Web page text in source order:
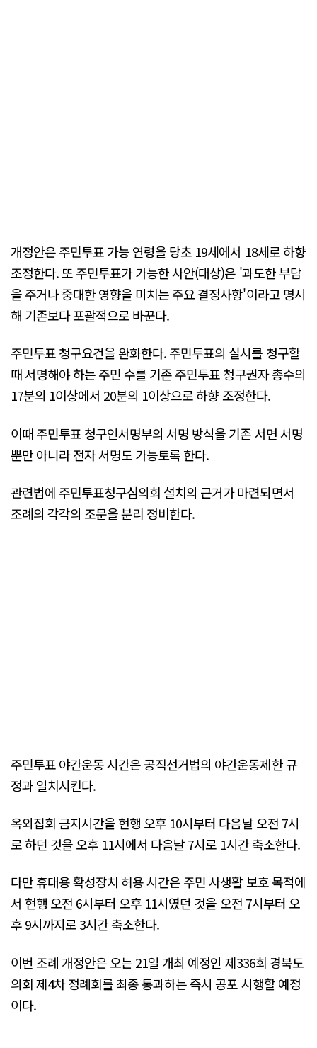
개정안은 주민투표 가능 연령을 당초 19세에서 18세로 하향
조정한다. 또 주민투표가 가능한 사안(대상)은 '과도한 부담
을 주거나 중대한 영향을 미치는 주요 결정사항'이라고 명시
해 기존보다 포괄적으로 바꾼다.
주민투표 청구요건을 완화한다. 주민투표의 실시를 청구할
때 서명해야 하는 주민 수를 기존 주민투표 청구권자 총수의
17분의 1이상에서 20분의 1이상으로 하향 조정한다.
이때 주민투표 청구인서명부의 서명 방식을 기존 서면 서명
뿐만 아니라 전자 서명도 가능토록 한다.
관련법에 주민투표청구심의회 설치의 근거가 마련되면서
조례의 각각의 조문을 분리 정비한다.
주민투표 야간운동 시간은 공직선거법의 야간운동제한 규
정과 일치시킨다.
옥외집회 금지시간을 현행 오후 10시부터 다음날 오전 7시
로 하던 것을 오후 11시에서 다음날 7시로 1시간 축소한다.
다만 휴대용 확성장치 허용 시간은 주민 사생활 보호 목적에
서 현행 오전 6시부터 오후 11시였던 것을 오전 7시부터 오
후 9시까지로 3시간 축소한다.
이번 조례 개정안은 오는 21일 개최 예정인 제336회 경북도
의회 제4차 정례회를 최종 통과하는 즉시 공포 시행할 예정
이다.